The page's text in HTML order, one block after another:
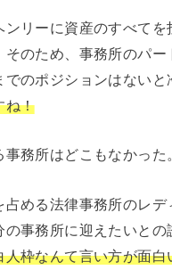
ンリーに資産のすべて
そのため、事務所のパ
のポジションはないと
ね！
務所はどこもなかった
める法律事務所のレ
事務所に迎えたいとの
枠なんて言い方が面白